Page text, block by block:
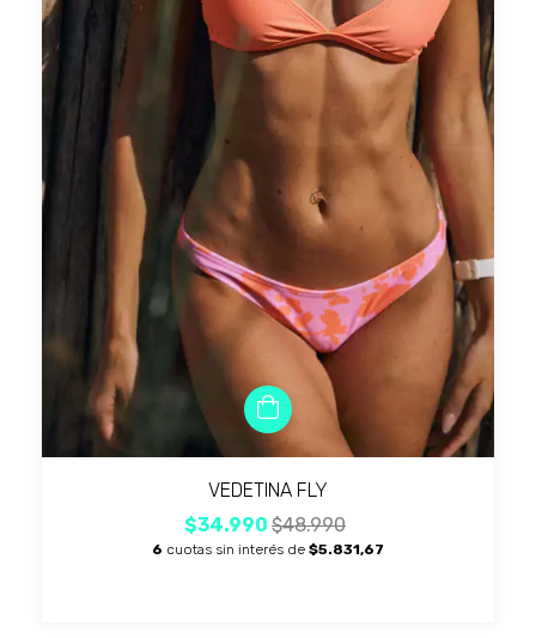
VEDETINA FLY
$34.990 $48.990
6 cuotas sin interés de $5.831,67